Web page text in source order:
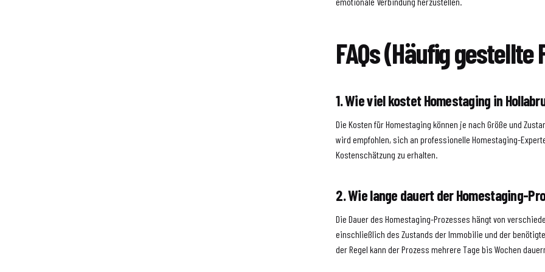
FAQs (Häufig gestellte
1. Wie viel kostet Homestaging in
Die Kosten für Homestaging können je nach Größe und
wird empfohlen, sich an professionelle Homestaging-
Kostenschätzung zu erhalten.
2. Wie lange dauert der Homestaging-
Die Dauer des Homestaging-Prozesses hängt von
einschließlich des Zustands der Immobilie und der
der Regel kann der Prozess mehrere Tage bis Wochen